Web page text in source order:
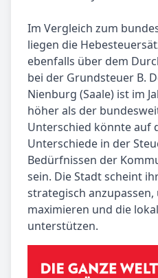
Im Vergleich zum
liegen die
ebenfalls über dem
bei der Grundsteuer B.
Nienburg (Saale) ist im
höher als der
Unterschied könnte auf
Unterschiede in der
Bedürfnissen der
sein. Die Stadt scheint
strategisch
maximieren und die
unterstützen.